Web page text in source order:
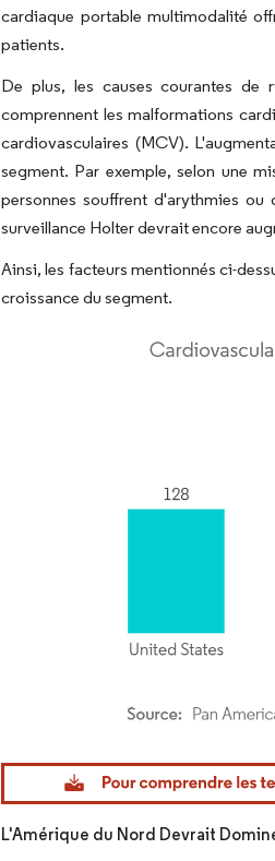
cardiaque portable multimodalité
patients.
De plus, les causes courantes de
comprennent les malformations
cardiovasculaires (MCV).
segment. Par exemple, selon une
personnes souffrent d'arythmies
surveillance Holter devrait encore
Ainsi, les facteurs mentionnés ci-
croissance du segment.
Image © Mordor Intelligence. La réutilisation
L'Amérique du Nord Devrait